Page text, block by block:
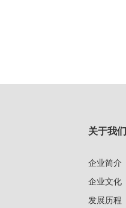
关于我们
企业简介
企业文化
发展历程